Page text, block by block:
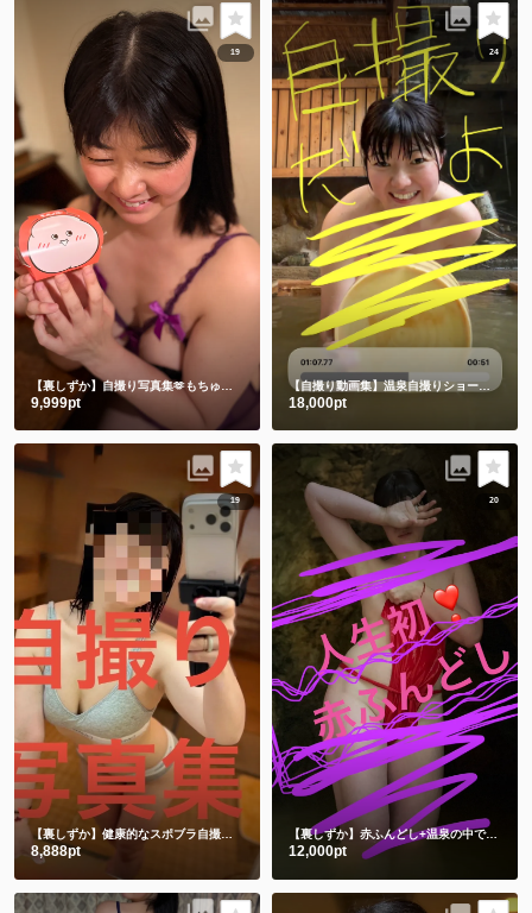
19
9,999pt
24
【自撮り動画集】温泉自撮りショート動画３本詰め合わせ
18,000pt
19
【裏しずか】健康的なスポブラ自撮り🤳 ショート動画１本と写真50枚
8,888pt
20
【裏しずか】赤ふんどし+温泉の中で湯あみぎを着る🫣ショート動画２本と写真100枚セット
12,000pt